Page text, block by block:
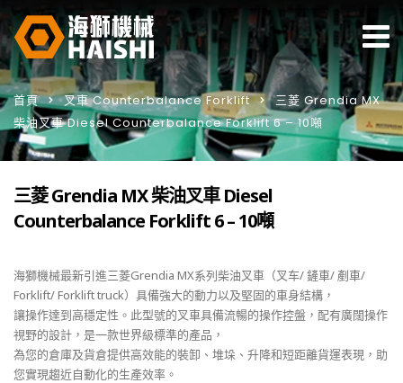
首頁 叉車 Counterbalance Forklift
三菱 Grendia MX
柴油叉車 Diesel Counterbalance Forklift 6 – 10噸
三菱 Grendia MX 柴油叉車 Diesel
Counterbalance Forklift 6 – 10噸
海獅機械最新引進三菱Grendia MX系列柴油叉車（叉车/ 鏟車/ 剷車/
Forklift/ Forklift truck）具備強大的動力以及堅固的車身結構，
讓操作達到高穩定性。此型號的叉車具備流暢的操作控盤，配有廣闊操作
視野的設計，是一款世界級標準的產品，
為您的倉庫及貨倉提供高效能的裝卸、堆垛、升降和短距離貨運表現，助
您實現趨近自動化的生產效率。